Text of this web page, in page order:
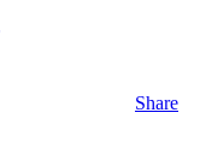
Share